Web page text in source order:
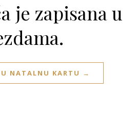
je zapisana u
NATALNU KARTU →